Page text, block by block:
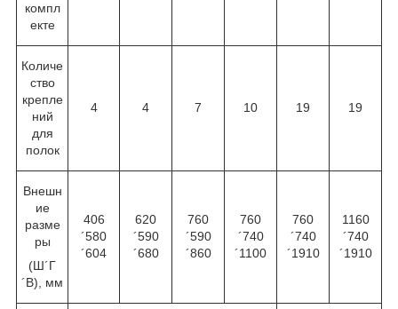
компл
екте
Количе
ство
крепле
ний
для
полок
4 4 7 10 19 19
Внешн
ие
разме
ры
(Ш´Г
´В), мм
406
´580
´604
620
´590
´680
760
´590
´860
760
´740
´1100
760
´740
´1910
1160
´740
´1910